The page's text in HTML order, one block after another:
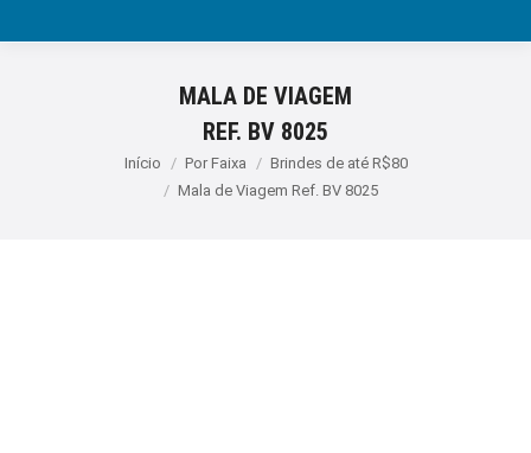
MALA DE VIAGEM
REF. BV 8025
Você está aqui:
Início Por Faixa
Brindes de até R$80
Mala de Viagem Ref. BV 8025